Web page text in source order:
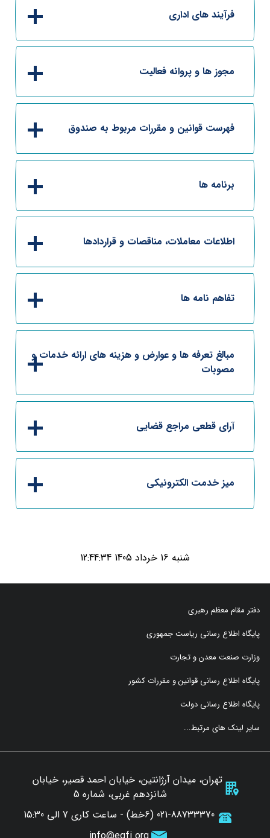
فرآیند های اداری
مجوز ها و پروانه فعالیت
فهرست قوانین و مقررات مربوط به صندوق
برنامه ها
اطلاعات معاملات، مناقصات و قراردادها
تفاهم نامه ها
مبالغ تعرفه ها و عوارض و هزینه های ارائه خدمات و
مصوبات
آرای قطعی مراجع قضایی
میز خدمت الکترونیکی
شنبه 16 خرداد 1405 12:44:34
دفتر مقام معظم رهبری
پایگاه اطلاع رسانی ریاست جمهوری
وزارت صنعت معدن و تجارت
پایگاه اطلاع رسانی قوانین و مقررات کشور
پایگاه اطلاع رسانی دولت
سایر لینک های مرتبط...
تهران، میدان آرژانتین، خیابان احمد قصیر، خیابان
شانزدهم غربی، شماره 5
021-88733370 (6خط) - ساعت کاری 7 الی 15:30